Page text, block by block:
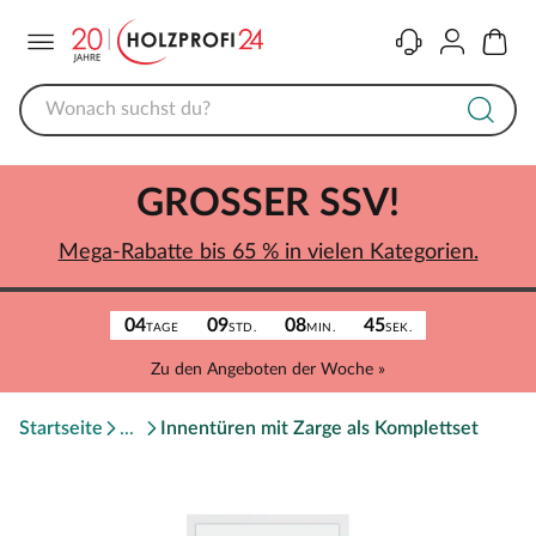
KontaktKonto
04TAGE 09STD. 08MIN. 45SEK.
Zu den Angeboten der Woche »
GROSSER SSV!
Mega-Rabatte bis 65 % in vielen Kategorien.
Startseite Innentüren mit Zarge als Komplettset